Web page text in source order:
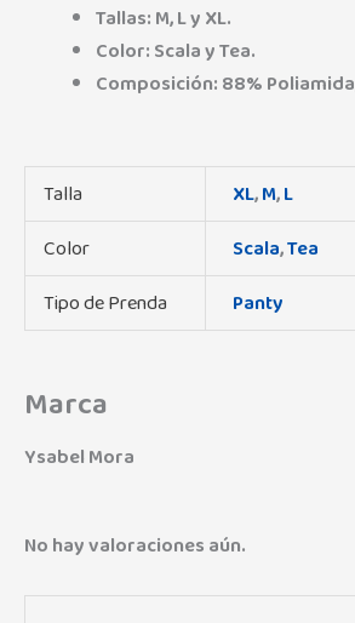
Tallas: M, L y XL.
Color: Scala y Tea.
Composición: 88%
Talla XL,M,L
Color
Scala,Tea
Tipo de Prenda
Panty
Marca
Ysabel Mora
No hay valoraciones aún.